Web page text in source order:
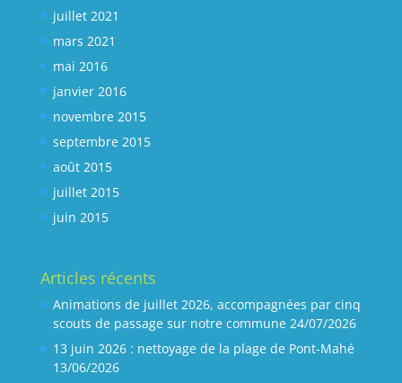
juillet 2021
mars 2021
mai 2016
janvier 2016
novembre 2015
septembre 2015
août 2015
juillet 2015
juin 2015
Articles récents
Animations de juillet 2026, accompagnées par cinq
scouts de passage sur notre commune 24/07/2026
13 juin 2026 : nettoyage de la plage de Pont-Mahé
13/06/2026